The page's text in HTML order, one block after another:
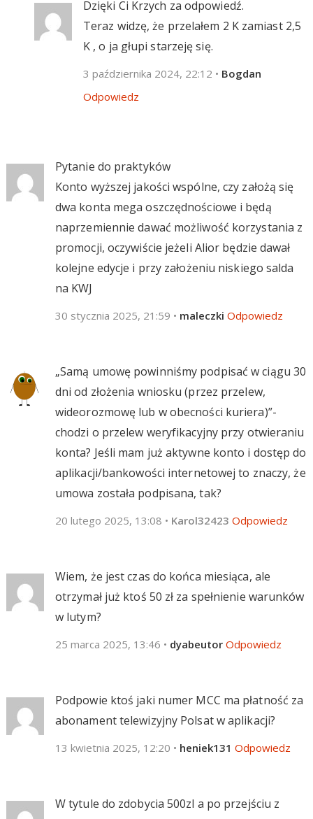
Dzięki Ci Krzych za odpowiedź.
Teraz widzę, że przelałem 2 K zamiast 2,5
K , o ja głupi starzeję się.
3 października 2024, 22:12 • Bogdan
Odpowiedz
Pytanie do praktyków
Konto wyższej jakości wspólne, czy założą się
dwa konta mega oszczędnościowe i będą
naprzemiennie dawać możliwość korzystania z
promocji, oczywiście jeżeli Alior będzie dawał
kolejne edycje i przy założeniu niskiego salda
na KWJ
30 stycznia 2025, 21:59 • maleczki Odpowiedz
„Samą umowę powinniśmy podpisać w ciągu 30
dni od złożenia wniosku (przez przelew,
wideorozmowę lub w obecności kuriera)”-
chodzi o przelew weryfikacyjny przy otwieraniu
konta? Jeśli mam już aktywne konto i dostęp do
aplikacji/bankowości internetowej to znaczy, że
umowa została podpisana, tak?
20 lutego 2025, 13:08 • Karol32423 Odpowiedz
Wiem, że jest czas do końca miesiąca, ale
otrzymał już ktoś 50 zł za spełnienie warunków
w lutym?
25 marca 2025, 13:46 • dyabeutor Odpowiedz
Podpowie ktoś jaki numer MCC ma płatność za
abonament telewizyjny Polsat w aplikacji?
13 kwietnia 2025, 12:20 • heniek131 Odpowiedz
W tytule do zdobycia 500zl a po przejściu z